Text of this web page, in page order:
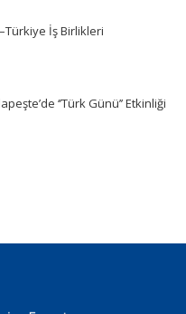
İş Birlikleri
‘’Türk Günü’’ Etkinliği